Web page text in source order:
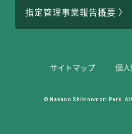
指定管理事業報告概要
サイトマップ 個
© Nakano Shikinomori Park.